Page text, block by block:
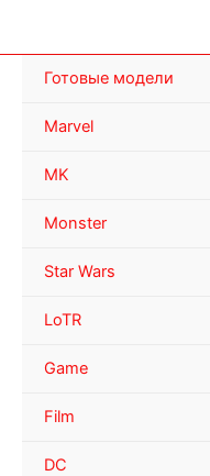
Готовые модели
Marvel
MK
Monster
Star Wars
LoTR
Game
Film
DC